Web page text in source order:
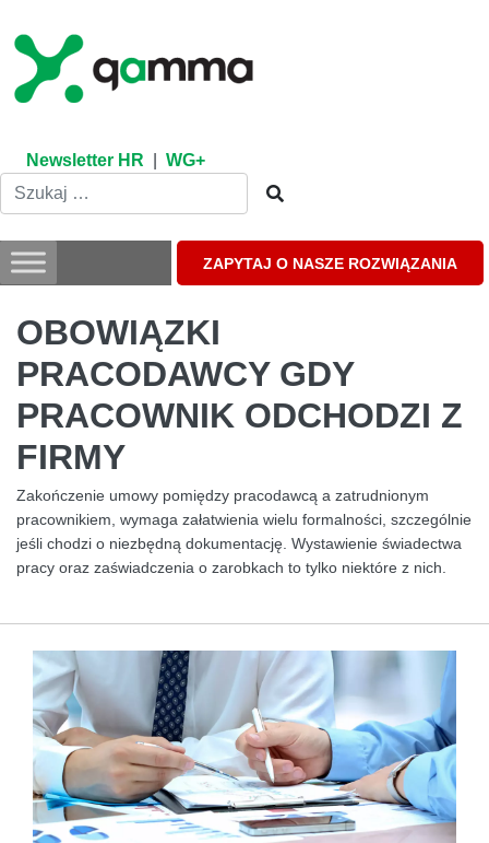
content
Newsletter HR WG+
ZAPYTAJ O NASZE ROZWIĄZANIA
OBOWIĄZKI
PRACODAWCY GDY
PRACOWNIK ODCHODZI Z
FIRMY
Zakończenie umowy pomiędzy pracodawcą a zatrudnionym
pracownikiem, wymaga załatwienia wielu formalności, szczególnie
jeśli chodzi o niezbędną dokumentację. Wystawienie świadectwa
pracy oraz zaświadczenia o zarobkach to tylko niektóre z nich.